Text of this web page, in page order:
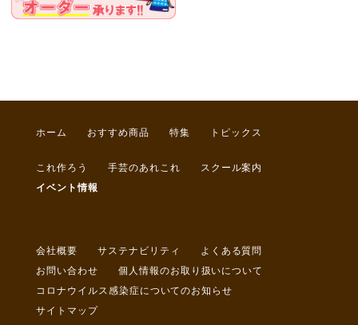
ホーム おすすめ商品 特集 トピックス
これ作ろう 手芸のあれこれ
スクール案内
イベント情報
会社概要 サステナビリティ
よくある質問
お問い合わせ
個人情報のお取り扱いについて
コロナウイルス感染症についてのお知らせ
サイトマップ